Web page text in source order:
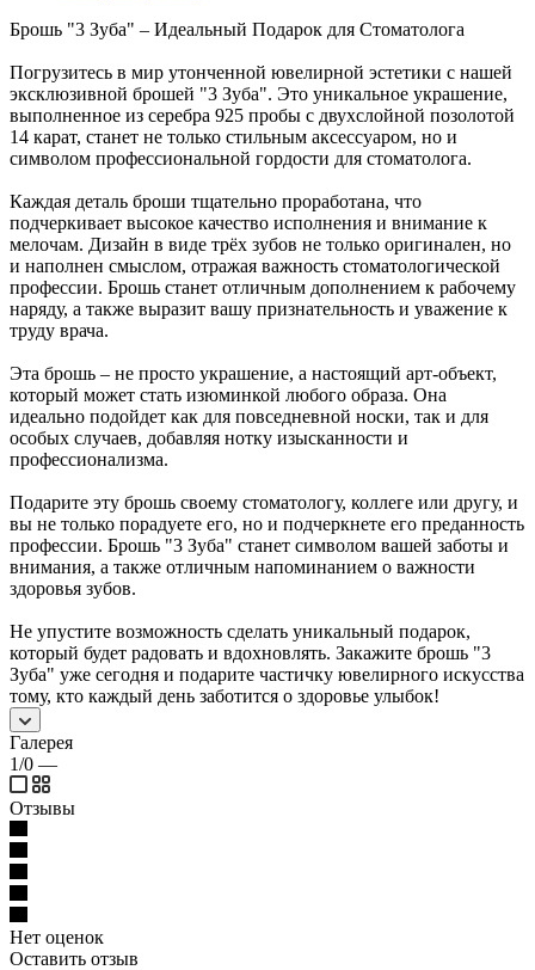
Брошь "3 Зуба" – Идеальный Подарок для Стоматолога
Погрузитесь в мир утонченной ювелирной эстетики с нашей
эксклюзивной брошей "3 Зуба". Это уникальное украшение,
выполненное из серебра 925 пробы с двухслойной позолотой
14 карат, станет не только стильным аксессуаром, но и
символом профессиональной гордости для стоматолога.
Каждая деталь броши тщательно проработана, что
подчеркивает высокое качество исполнения и внимание к
мелочам. Дизайн в виде трёх зубов не только оригинален, но
и наполнен смыслом, отражая важность стоматологической
профессии. Брошь станет отличным дополнением к рабочему
наряду, а также выразит вашу признательность и уважение к
труду врача.
Эта брошь – не просто украшение, а настоящий арт-объект,
который может стать изюминкой любого образа. Она
идеально подойдет как для повседневной носки, так и для
особых случаев, добавляя нотку изысканности и
профессионализма.
Подарите эту брошь своему стоматологу, коллеге или другу, и
вы не только порадуете его, но и подчеркнете его преданность
профессии. Брошь "3 Зуба" станет символом вашей заботы и
внимания, а также отличным напоминанием о важности
здоровья зубов.
Не упустите возможность сделать уникальный подарок,
который будет радовать и вдохновлять. Закажите брошь "3
Зуба" уже сегодня и подарите частичку ювелирного искусства
тому, кто каждый день заботится о здоровье улыбок!
Галерея
1/0 —
Отзывы
Нет оценок
Оставить отзыв